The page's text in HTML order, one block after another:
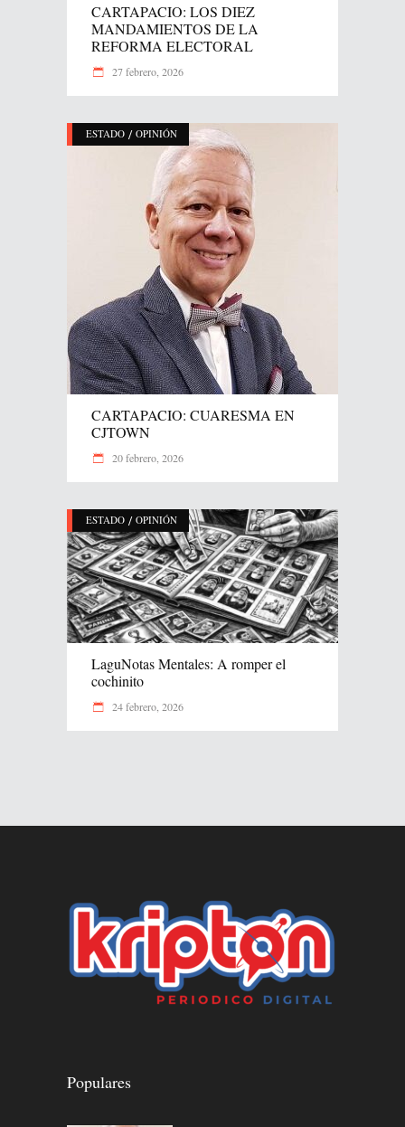
CARTAPACIO: LOS DIEZ
MANDAMIENTOS DE LA
REFORMA ELECTORAL
27 febrero, 2026
ESTADO / OPINIÓN
CARTAPACIO: CUARESMA EN
CJTOWN
20 febrero, 2026
ESTADO / OPINIÓN
LaguNotas Mentales: A romper el
cochinito
24 febrero, 2026
Populares